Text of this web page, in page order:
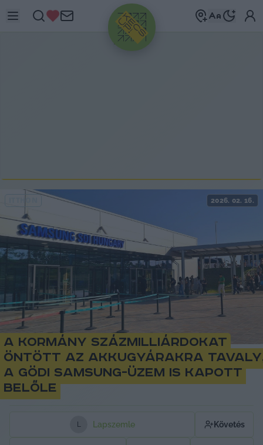
HIRDETÉS
2026. 02. 16.
A kormány százmilliárdokat
öntött az akkugyárakra
a gödi Samsung-üzem is kapott
belőle
L Lapszemle Követés